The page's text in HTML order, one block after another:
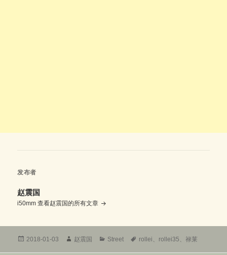
发布者
赵震国
i50mm查看赵震国的所有文章
发
2018-01-03
作
赵震国
分
Street
标
rollei 、 rollei35 、禄莱